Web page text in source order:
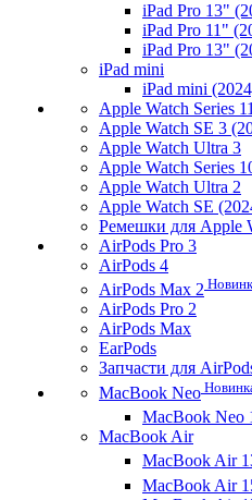
iPad Pro 13"
iPad Pro 11"
iPad Pro 13"
iPad mini
iPad mini
Apple Watch Series 11
Apple Watch SE 3
Apple Watch Ultra 3
Apple Watch Series
Apple Watch Ultra 2
Apple Watch SE
Ремешки для Apple
AirPods Pro 3
AirPods 4
AirPods Max 2
AirPods Pro 2
AirPods Max
EarPods
Запчасти для
MacBook Neo
MacBook Neo
MacBook Air
MacBook Air
MacBook Air